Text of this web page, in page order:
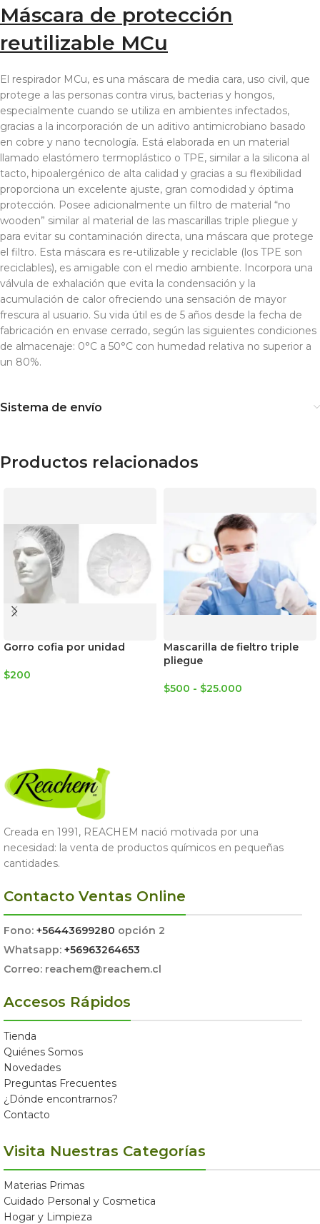
Máscara de protección
reutilizable MCu
El respirador MCu, es una máscara de media cara, uso civil, que
protege a las personas contra virus, bacterias y hongos,
especialmente cuando se utiliza en ambientes infectados,
gracias a la incorporación de un aditivo antimicrobiano basado
en cobre y nano tecnología. Está elaborada en un material
llamado elastómero termoplástico o TPE, similar a la silicona al
tacto, hipoalergénico de alta calidad y gracias a su flexibilidad
proporciona un excelente ajuste, gran comodidad y óptima
protección. Posee adicionalmente un filtro de material “no
wooden” similar al material de las mascarillas triple pliegue y
para evitar su contaminación directa, una máscara que protege
el filtro. Esta máscara es re-utilizable y reciclable (los TPE son
reciclables), es amigable con el medio ambiente. Incorpora una
válvula de exhalación que evita la condensación y la
acumulación de calor ofreciendo una sensación de mayor
frescura al usuario. Su vida útil es de 5 años desde la fecha de
fabricación en envase cerrado, según las siguientes condiciones
de almacenaje: 0°C a 50°C con humedad relativa no superior a
un 80%.
Sistema de envío
Productos relacionados
Gorro cofia por unidad
$200
Mascarilla de fieltro triple
pliegue
$500 - $25.000
Creada en 1991, REACHEM nació motivada por una
necesidad: la venta de productos químicos en pequeñas
cantidades.
Contacto Ventas Online
Fono: +56443699280 opción 2
Whatsapp: +56963264653
Correo: reachem@reachem.cl
Accesos Rápidos
Tienda
Quiénes Somos
Novedades
Preguntas Frecuentes
¿Dónde encontrarnos?
Contacto
Visita Nuestras Categorías
Materias Primas
Cuidado Personal y Cosmetica
Hogar y Limpieza